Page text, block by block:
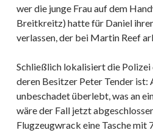
wer die junge Frau auf dem
Breitkreitz) hatte für Daniel
verlassen, der bei Martin Reef
Schließlich lokalisiert die Polizei
deren Besitzer Peter Tender ist:
unbeschadet überlebt, was an
wäre der Fall jetzt
Flugzeugwrack eine Tasche mit